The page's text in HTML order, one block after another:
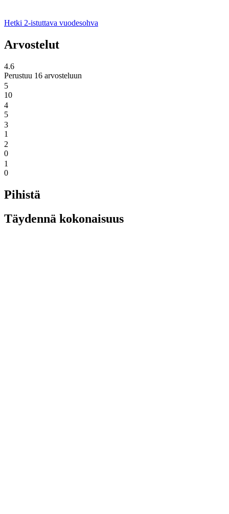
Hetki 2-istuttava vuodesohva
Arvostelut
4.6
Perustuu 16 arvosteluun
5
10
4
5
3
1
2
0
1
0
Pihistä
Täydennä kokonaisuus